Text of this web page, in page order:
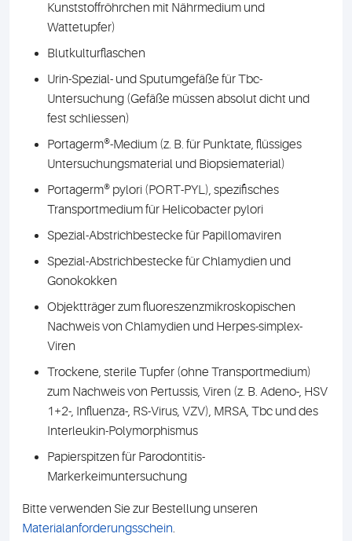
Kunststoffröhrchen mit Nährmedium und
Wattetupfer)
Blutkulturflaschen
Urin-Spezial- und Sputumgefäße für Tbc-
Untersuchung (Gefäße müssen absolut dicht und
fest schliessen)
Portagerm®-Medium (z. B. für Punktate, flüssiges
Untersuchungsmaterial und Biopsiematerial)
Portagerm® pylori (PORT-PYL), spezifisches
Transportmedium für Helicobacter pylori
Spezial-Abstrichbestecke für Papillomaviren
Spezial-Abstrichbestecke für Chlamydien und
Gonokokken
Objektträger zum fluoreszenzmikroskopischen
Nachweis von Chlamydien und Herpes-simplex-
Viren
Trockene, sterile Tupfer (ohne Transportmedium)
zum Nachweis von Pertussis, Viren (z. B. Adeno-, HSV
1+2-, Influenza-, RS-Virus, VZV), MRSA, Tbc und des
Interleukin-Polymorphismus
Papierspitzen für Parodontitis-
Markerkeimuntersuchung
Bitte verwenden Sie zur Bestellung unseren
Materialanforderungsschein.